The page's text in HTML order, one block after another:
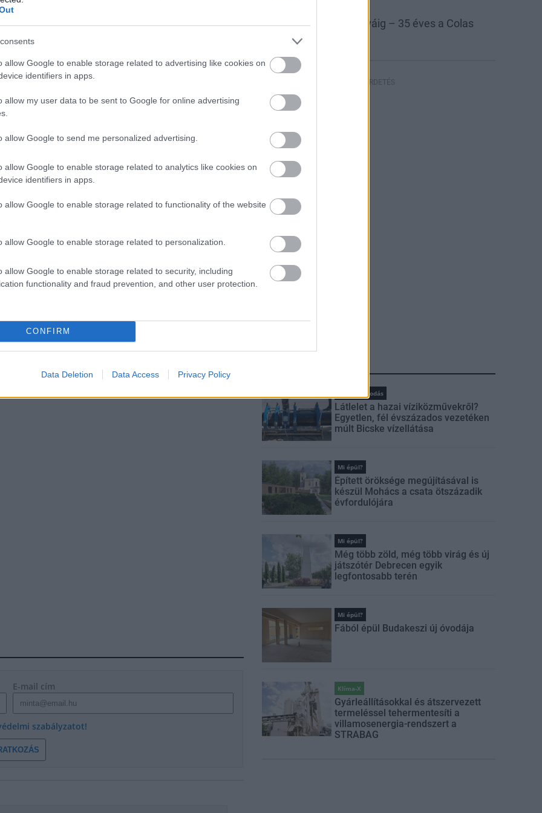
allow Google to enable storage related to advertising like cookies on
identifiers in apps.
allow my user data to be sent to Google for online advertising
allow Google to send me personalized advertising.
allow Google to enable storage related to analytics like cookies on
identifiers in apps.
allow Google to enable storage related to functionality of the website
allow Google to enable storage related to personalization.
allow Google to enable storage related to security, including
functionality and fraud prevention, and other user protection.
CONFIRM
Data Deletion Data Access Privacy Policy
meg tudja vásárolni.
(Az árak az 5%-os áfát tartalmazzák.)
küldünk. Kérjük, ez alapján utalja át az
küldeményként feladjuk a számlával együtt
használjuk fel.
E-mail cím
szabályzatot!
A bányától az autópályáig – 35 éves a Colas
Északkő
HIRDETÉS
Vízgazdálkodás
Látlelet a hazai víziközművekről?
Egyetlen, fél évszázados vezetéken
múlt Bicske vízellátása
Mi épül?
Épített öröksége megújításával is
készül Mohács a csata ötszázadik
évfordulójára
Mi épül?
Még több zöld, még több virág és új
játszótér Debrecen egyik
legfontosabb terén
Mi épül?
Fából épül Budakeszi új óvodája
Klíma-X
Gyárleállításokkal és átszervezett
termeléssel tehermentesíti a
villamosenergia-rendszert a
STRABAG